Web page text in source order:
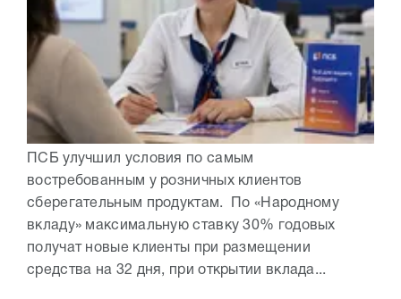
ПСБ улучшил условия по самым
востребованным у розничных клиентов
сберегательным продуктам. По «Народному
вкладу» максимальную ставку 30% годовых
получат новые клиенты при размещении
средства на 32 дня, при открытии вклада...